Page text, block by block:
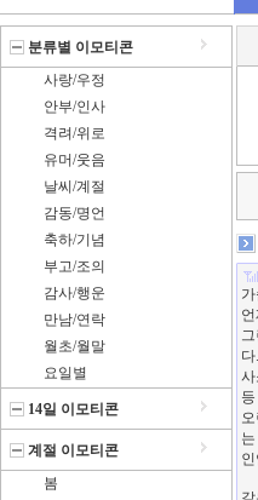
분류별 이모티콘
사랑/우정
안부/인사
격려/위로
유머/웃음
날씨/계절
감동/명언
축하/기념
부고/조의
감사/행운
만남/연락
월초/월말
요일별
14일 이모티콘
계절 이모티콘
봄